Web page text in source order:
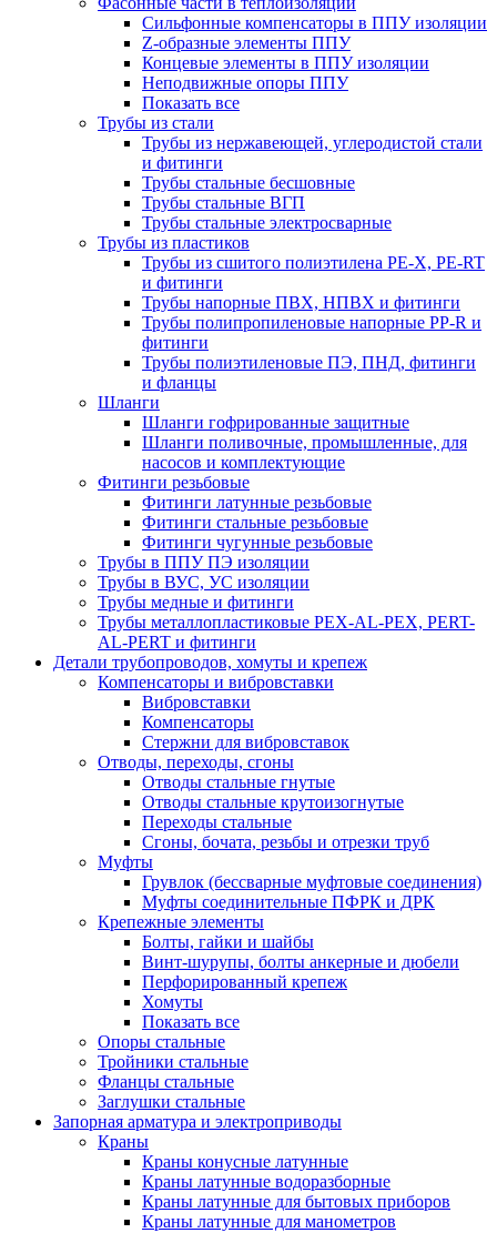
Cильфонные компенсаторы в ППУ изоляции
Z-образные элементы ППУ
Концевые элементы в ППУ изоляции
Неподвижные опоры ППУ
Показать все
Трубы из стали
Трубы из нержавеющей, углеродистой стали
и фитинги
Трубы стальные бесшовные
Трубы стальные ВГП
Трубы стальные электросварные
Трубы из пластиков
Трубы из сшитого полиэтилена PE-X, PE-RT
и фитинги
Трубы напорные ПВХ, НПВХ и фитинги
Трубы полипропиленовые напорные PP-R и
фитинги
Трубы полиэтиленовые ПЭ, ПНД, фитинги
и фланцы
Шланги
Шланги гофрированные защитные
Шланги поливочные, промышленные, для
насосов и комплектующие
Фитинги резьбовые
Фитинги латунные резьбовые
Фитинги стальные резьбовые
Фитинги чугунные резьбовые
Трубы в ППУ ПЭ изоляции
Трубы в ВУС, УС изоляции
Трубы медные и фитинги
Трубы металлопластиковые PEX-AL-PEX, PERT-
AL-PERT и фитинги
Детали трубопроводов, хомуты и крепеж
Компенсаторы и вибровставки
Вибровставки
Компенсаторы
Стержни для вибровставок
Отводы, переходы, сгоны
Отводы стальные гнутые
Отводы стальные крутоизогнутые
Переходы стальные
Сгоны, бочата, резьбы и отрезки труб
Муфты
Грувлок (бессварные муфтовые соединения)
Муфты соединительные ПФРК и ДРК
Крепежные элементы
Болты, гайки и шайбы
Винт-шурупы, болты анкерные и дюбели
Перфорированный крепеж
Хомуты
Показать все
Опоры стальные
Тройники стальные
Фланцы стальные
Заглушки стальные
Запорная арматура и электроприводы
Краны
Краны конусные латунные
Краны латунные водоразборные
Краны латунные для бытовых приборов
Краны латунные для манометров